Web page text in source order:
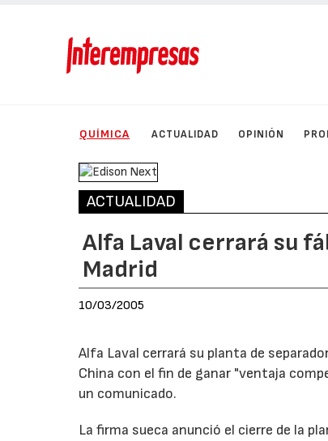
QUÍMICA ACTUALIDAD OPINIÓN
ACTUALIDAD
Alfa Laval cerrará su
Madrid
10/03/2005
Alfa Laval cerrará su planta de
China con el fin de ganar "ventaja
un comunicado.
La firma sueca anunció el cierre de la